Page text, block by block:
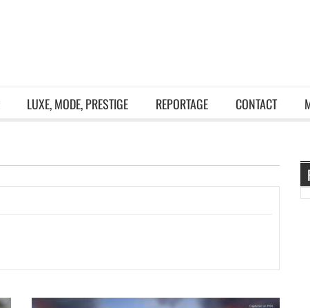
LUXE, MODE, PRESTIGE REPORTAGE CONTACT